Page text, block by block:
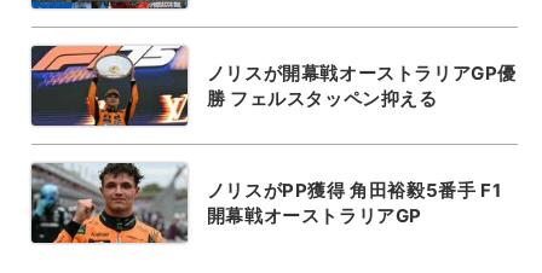
ノリスが開幕戦オーストラリアGP優
勝 フェルスタッペン抑える
ノリスがPP獲得 角田裕毅5番手 F1
開幕戦オーストラリアGP